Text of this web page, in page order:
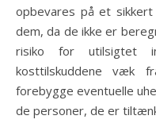
opbevares på et
dem, da de ikke er
risiko for utilsigtet
kosttilskuddene væk
forebygge eventuelle
de personer, de er